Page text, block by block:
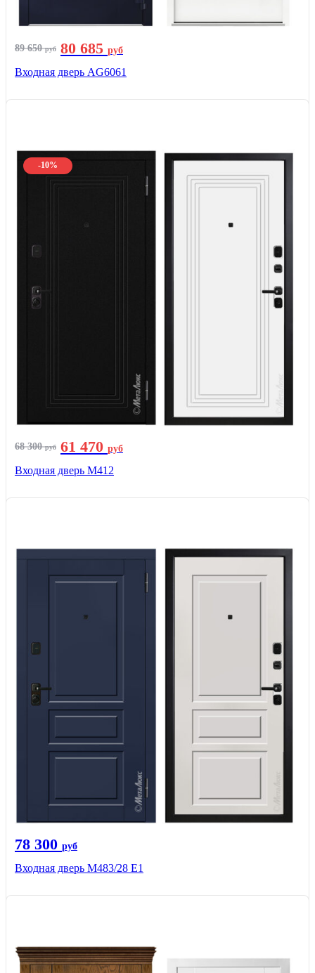
89 650руб 80 685 руб
Входная дверь AG6061
-10%
68 300руб 61 470 руб
Входная дверь М412
78 300 руб
Входная дверь М483/28 Е1